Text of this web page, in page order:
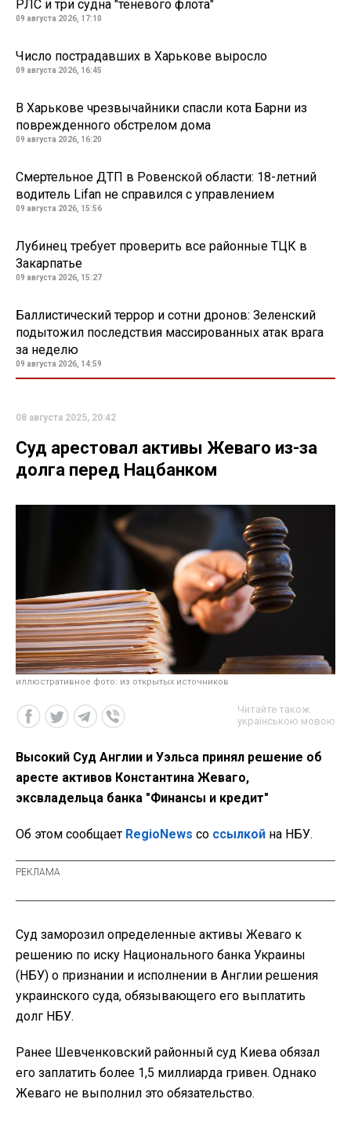
РЛС и три судна "теневого флота"
09 августа 2026, 17:10
Число пострадавших в Харькове выросло
09 августа 2026, 16:45
В Харькове чрезвычайники спасли кота Барни из
поврежденного обстрелом дома
09 августа 2026, 16:20
Смертельное ДТП в Ровенской области: 18-летний
водитель Lifan не справился с управлением
09 августа 2026, 15:56
Лубинец требует проверить все районные ТЦК в
Закарпатье
09 августа 2026, 15:27
Баллистический террор и сотни дронов: Зеленский
подытожил последствия массированных атак врага
за неделю
09 августа 2026, 14:59
08 августа 2025, 20:42
Суд арестовал активы Жеваго из-за
долга перед Нацбанком
иллюстративное фото: из открытых источников
Читайте також
українською мовою
Высокий Суд Англии и Уэльса принял решение об
аресте активов Константина Жеваго,
эксвладельца банка "Финансы и кредит"
Об этом сообщает RegioNews со ссылкой на НБУ.
Суд заморозил определенные активы Жеваго к
решению по иску Национального банка Украины
(НБУ) о признании и исполнении в Англии решения
украинского суда, обязывающего его выплатить
долг НБУ.
Ранее Шевченковский районный суд Киева обязал
его заплатить более 1,5 миллиарда гривен. Однако
Жеваго не выполнил это обязательство.